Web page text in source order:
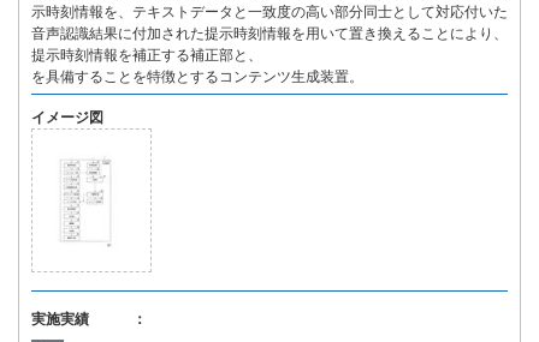
示時刻情報を、テキストデータと一致度の高い部分同士として対応付いた
音声認識結果に付加された提示時刻情報を用いて置き換えることにより、
提示時刻情報を補正する補正部と、
を具備することを特徴とするコンテンツ生成装置。
イメージ図
実施実績 ：